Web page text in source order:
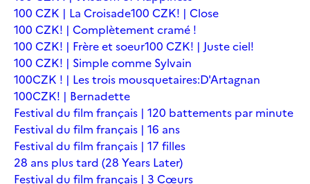
100 CZK | La Croisade100 CZK! | Close
100 CZK! | Complètement cramé !
100 CZK! | Frère et soeur100 CZK! | Juste ciel!
100 CZK! | Simple comme Sylvain
100CZK ! | Les trois mousquetaires:D'Artagnan
100CZK! | Bernadette
Festival du film français | 120 battements par minute
Festival du film français | 16 ans
Festival du film français | 17 filles
28 ans plus tard (28 Years Later)
Festival du film français | 3 Cœurs